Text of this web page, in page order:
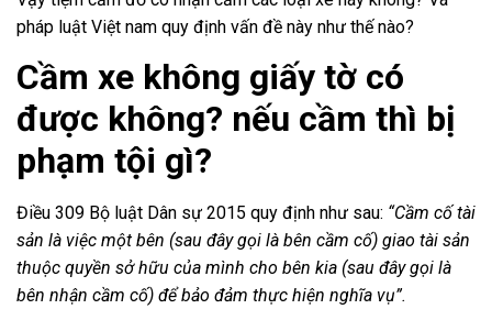
pháp luật Việt nam quy định vấn đề này như thế nào?
Cầm xe không giấy tờ có
được không? nếu cầm thì bị
phạm tội gì?
Điều 309 Bộ luật Dân sự 2015 quy định như sau: “Cầm cố tài
sản là việc một bên (sau đây gọi là bên cầm cố) giao tài sản
thuộc quyền sở hữu của mình cho bên kia (sau đây gọi là
bên nhận cầm cố) để bảo đảm thực hiện nghĩa vụ”.